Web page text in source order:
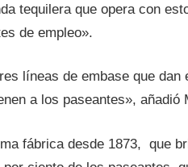
tequilera que opera con
de empleo».
líneas de embase que
a los paseantes», añadió
fábrica desde 1873, que